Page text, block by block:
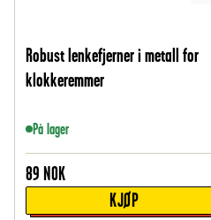
Robust lenkefjerner i metall for
klokkeremmer
På lager
89 NOK
KJØP